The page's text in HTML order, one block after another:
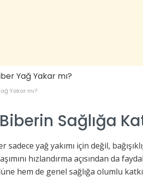
Yakar mı?
Sağlığa
sadece yağ yakımı için değil,
hızlandırma açısından da
hem de genel sağlığa olumlu